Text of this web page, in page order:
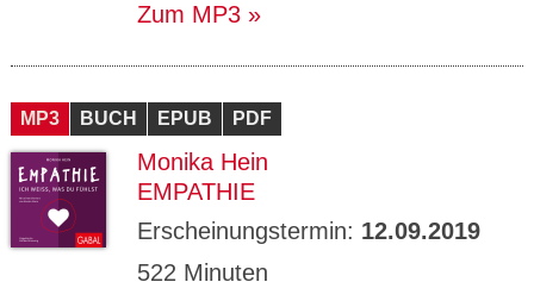
Zum MP3
MP3 BUCH EPUB PDF
Monika Hein
EMPATHIE
Erscheinungstermin: 12.09.2019
522 Minuten